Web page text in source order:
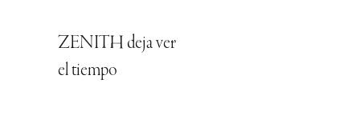
ZENITH deja ver
el tiempo